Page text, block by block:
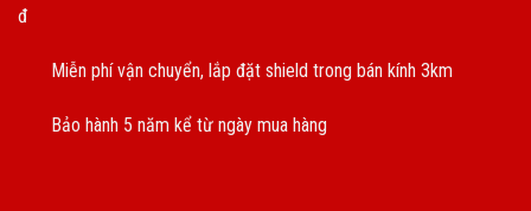
đ
Miễn phí vận chuyển, lắp đặt shield trong bán kính 3km
Bảo hành 5 năm kể từ ngày mua hàng